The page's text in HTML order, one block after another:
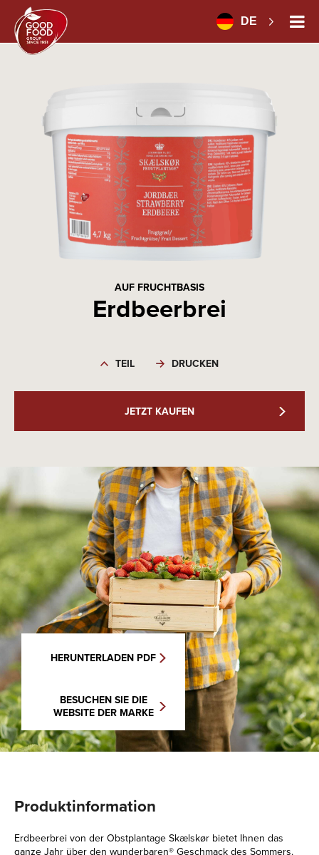
DE
AUF FRUCHTBASIS
Erdbeerbrei
TEIL DRUCKEN
JETZT KAUFEN
HERUNTERLADEN PDF
BESUCHEN SIE DIE
WEBSITE DER MARKE
Produktinformation
Erdbeerbrei von der Obstplantage Skælskør bietet Ihnen das
ganze Jahr über den wunderbaren® Geschmack des Sommers.